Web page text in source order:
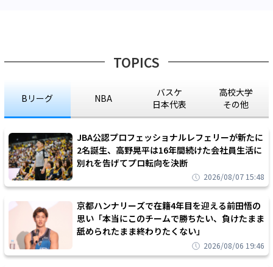
TOPICS
Bリーグ NBA
バスケ
日本代表
高校大学
その他
JBA公認プロフェッショナルレフェリーが新たに
2名誕生、高野晃平は16年間続けた会社員生活に
別れを告げてプロ転向を決断
2026/08/07 15:48
京都ハンナリーズで在籍4年目を迎える前田悟の
思い「本当にこのチームで勝ちたい、負けたまま
舐められたまま終わりたくない」
2026/08/06 19:46